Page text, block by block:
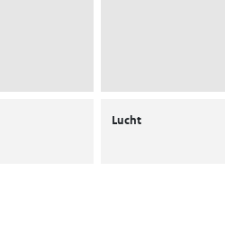
in een nieuw tabblad)
Lucht